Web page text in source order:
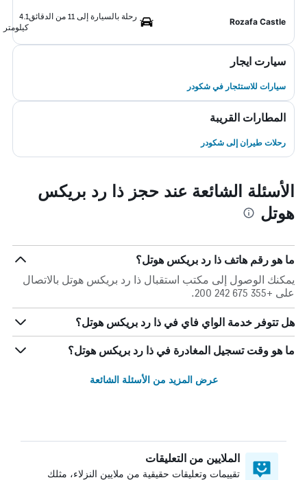
Rozafa Castle
رحلة بالسيارة إلى 11 من الدقائق
4.1
كيلومتر
سيارت ايجار
سيارات للاستئجار في شكودر
المطارات القريبة
رحلات طيران إلى شكودر
الأسئلة الشائعة عند حجز ذا رد بريكس
هوتل
ما هو رقم هاتف ذا رد بريكس هوتل؟
يمكنك الوصول إلى مكتب استقبال ذا رد بريكس هوتل بالاتصال
على +355 675 242 200.
هل تتوفر خدمة الواي فاي في ذا رد بريكس هوتل؟
ما هو وقت تسجيل المغادرة في ذا رد بريكس هوتل؟
عرض المزيد من الأسئلة الشائعة
الملايين من التعليقات
تقييمات وتعليقات حقيقية من ملايين النزلاء، مثلك